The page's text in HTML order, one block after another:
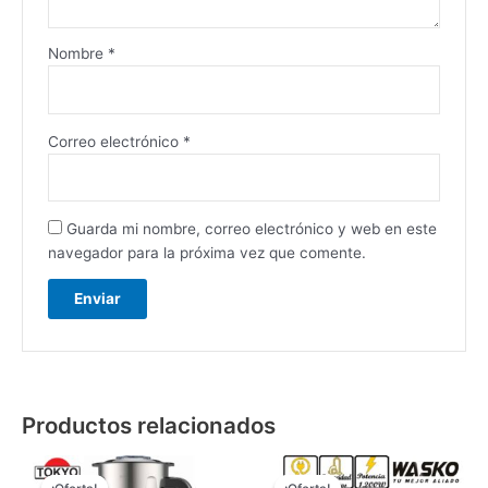
Nombre *
Correo electrónico *
Guarda mi nombre, correo electrónico y web en este
navegador para la próxima vez que comente.
Productos relacionados
El
precio
El
precio
El
precio
El
precio